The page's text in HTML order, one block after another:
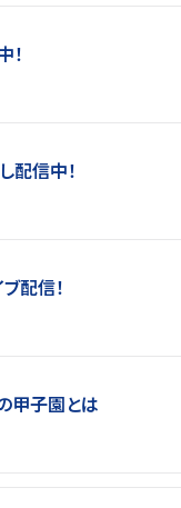
配信中！
配信！
甲子園とは